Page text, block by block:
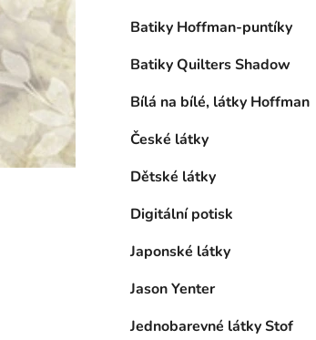
Batiky Hoffman-puntíky
Batiky Quilters Shadow
Bílá na bílé, látky Hoffman
České látky
Dětské látky
Digitální potisk
Japonské látky
Jason Yenter
Jednobarevné látky Stof